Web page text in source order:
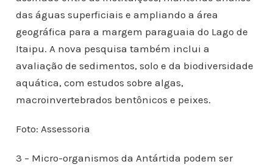
das águas superficiais e ampliando a área
geográfica para a margem paraguaia do Lago de
Itaipu. A nova pesquisa também inclui a
avaliação de sedimentos, solo e da biodiversidade
aquática, com estudos sobre algas,
macroinvertebrados bentônicos e peixes.
Foto: Assessoria
3 – Micro-organismos da Antártida podem ser